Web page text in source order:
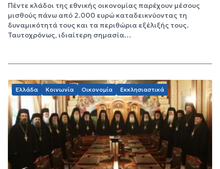
Πέντε κλάδοι της εθνικής οικονομίας παρέχουν μέσους
μισθούς πάνω από 2.000 ευρώ καταδεικνύοντας τη
δυναμικότητά τους και τα περιθώρια εξέλιξής τους.
Ταυτοχρόνως, ιδιαίτερη σημασία…
Ελλάδα Κοινωνία Οικονομία Εκκλησιαστικά